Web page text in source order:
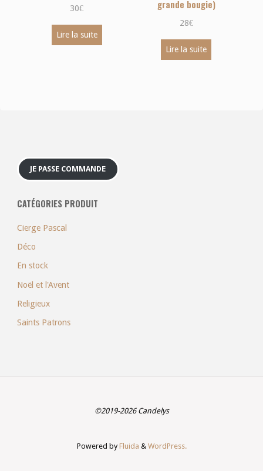
30€
Lire la suite
grande bougie)
28€
Lire la suite
JE PASSE COMMANDE
CATÉGORIES PRODUIT
Cierge Pascal
Déco
En stock
Noël et l'Avent
Religieux
Saints Patrons
©2019-2026 Candelys
Powered byFluida & WordPress.